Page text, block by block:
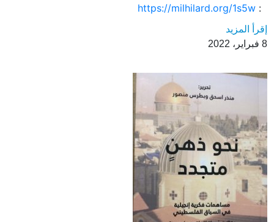
:
https://milhilard.org/1s5w
إقرأ المزيد
8 فبراير، 2022